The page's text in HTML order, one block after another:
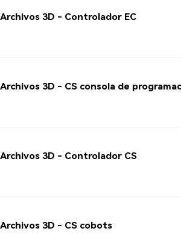
Archivos 3D - Controlador EC
Archivos 3D - CS consola de
Archivos 3D - Controlador CS
Archivos 3D - CS cobots